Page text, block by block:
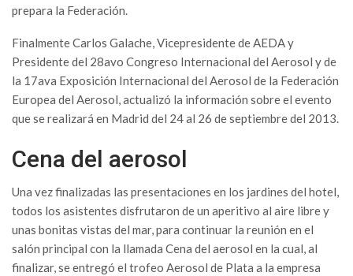
prepara la Federación.
Finalmente Carlos Galache, Vicepresidente de AEDA y
Presidente del 28avo Congreso Internacional del Aerosol y de
la 17ava Exposición Internacional del Aerosol de la Federación
Europea del Aerosol, actualizó la información sobre el evento
que se realizará en Madrid del 24 al 26 de septiembre del 2013.
Cena del aerosol
Una vez finalizadas las presentaciones en los jardines del hotel,
todos los asistentes disfrutaron de un aperitivo al aire libre y
unas bonitas vistas del mar, para continuar la reunión en el
salón principal con la llamada Cena del aerosol en la cual, al
finalizar, se entregó el trofeo Aerosol de Plata a la empresa